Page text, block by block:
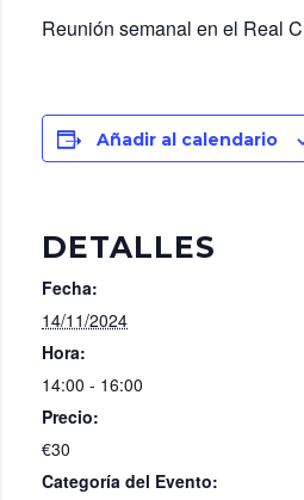
Reunión semanal en el Real
Añadir al calendario
DETALLES
Fecha:
14/11/2024
Hora:
14:00 - 16:00
Precio:
€30
Categoría del Evento: